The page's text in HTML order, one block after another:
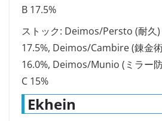
B 17.5%
ストック: Deimos/Persto (耐久
17.5%, Deimos/Cambire (錬金
16.0%, Deimos/Munio (ミラー
C 15%
Ekhein